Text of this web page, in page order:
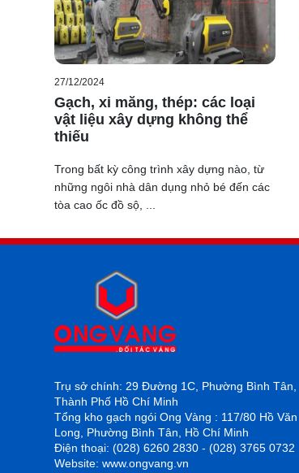
27/12/2024
Gạch, xi măng, thép: các loại
vật liệu xây dựng không thể
thiếu
Trong bất kỳ công trình xây dựng nào, từ
những ngôi nhà dân dụng nhỏ bé đến các
tòa cao ốc đồ sộ, ...
Trụ sở chính: 29 Đường 1C, Phường Bình Tân,
Thành Phố Hồ Chí Minh
Tổng kho gạch ngói Ong Vàng : 117/80 Hồ Văn
Long, Phường Bình Tân, Hồ Chí Minh
Điện thoại: (028) 6260 2830 - (028) 3765 0732
Website: www.ongvang.vn